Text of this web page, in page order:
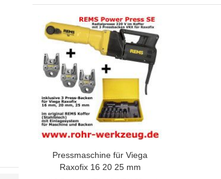
Pressmaschine für Viega
Raxofix 16 20 25 mm